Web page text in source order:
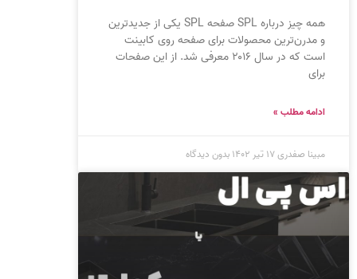
همه چیز درباره SPL صفحه SPL یکی از جدیدترین
و مدرن‌ترین محصولات برای صفحه روی کابینت
است که در سال ۲۰۱۶ معرفی شد. از این صفحات
برای
ادامه مطلب »
مبینا صفدری۱۷ تیر ۱۴۰۲ بدون دیدگاه